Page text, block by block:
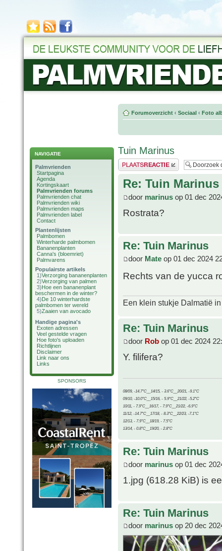
NAVIGATIE
Palmvrienden
Startpagina
Agenda
Kortingskaart
Palmvrienden forums
Palmvrienden chat
Palmvrienden wiki
Palmvrienden maps
Palmvrienden label
Contact
Plantenlijsten
Palmbomen
Winterharde palmbomen
Bananenplanten
Canna's (bloemriet)
Palmvarens
Populairste artikels
1)Verzorging bananenplanten
2)Verzorging van palmen
3)Hoe een bananenplant
beschermen in de winter?
4)De 10 winterhardste
palmbomen ter wereld
5)Zaaien van avocado
Handige pagina's
Exoten adressen
Veel gestelde vragen
Hoe foto's uploaden
Richtlijnen
Disclaimer
Link naar ons
Links
SPONSORS
Forumoverzicht ‹ Sociaal ‹ Foto
Tuin Marinus
Plaats een reactie
Re: Tuin Marinus
door marinus op 01 dec
Rostrata?
Re: Tuin Marinus
door Mate op 01 dec 2024
Rechts van de yucca
Een klein stukje Dalmatië
Re: Tuin Marinus
door Rob op 01 dec 2024
Y. filifera?
08/09, -14.7°C__14/15, - 3.6°C__20/21, -9.1°C
09/10, -10.0°C__15/16, - 5.9°C__21/22, -5.2°C
10/11, - 7.9°C__16/17, - 7.9°C__21/22, -6.9°C
11/12, -14.7°C__17/18, - 8.3°C__22/23, -7.1°C
12/13, - 7.9°C__18/19, - 7.5°C
13/14, - 0.8°C__19/20, - 2.8°C
Re: Tuin Marinus
door marinus op 01 dec
1.jpg (618.28 KiB) is
Re: Tuin Marinus
door marinus op 20 dec